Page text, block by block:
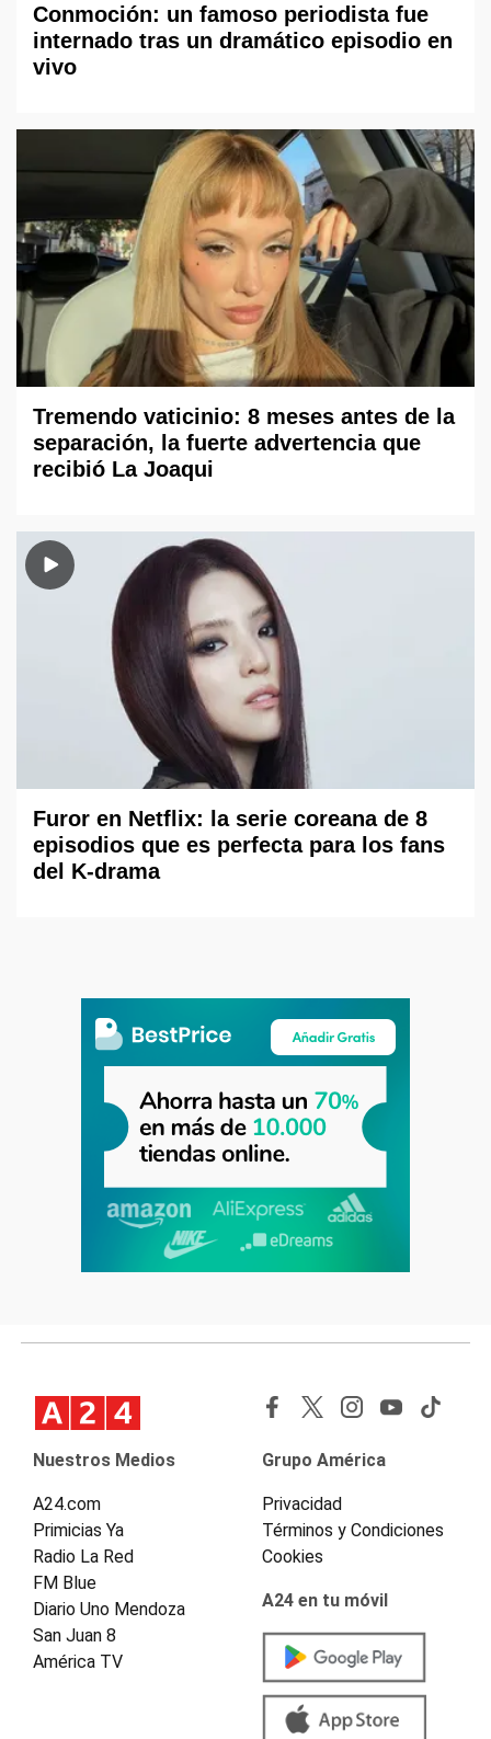
Conmoción: un famoso periodista fue
internado tras un dramático episodio en
vivo
Tremendo vaticinio: 8 meses antes de la
separación, la fuerte advertencia que
recibió La Joaqui
Furor en Netflix: la serie coreana de 8
episodios que es perfecta para los fans
del K-drama
Nuestros Medios
A24.com
Primicias Ya
Radio La Red
FM Blue
Diario Uno Mendoza
San Juan 8
América TV
Grupo América
Privacidad
Términos y Condiciones
Cookies
A24 en tu móvil